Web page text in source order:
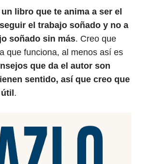
libro que te anima a ser el
el trabajo soñado y no a
soñado sin más. Creo que
que funciona, al menos así es
que da el autor son
sentido, así que creo que
.